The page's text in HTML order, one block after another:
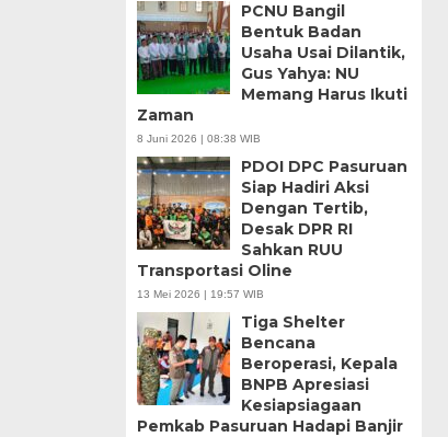
PCNU Bangil
Bentuk Badan
Usaha Usai Dilantik,
Gus Yahya: NU
Memang Harus Ikuti
Zaman
8 Juni 2026 | 08:38 WIB
PDOI DPC Pasuruan
Siap Hadiri Aksi
Dengan Tertib,
Desak DPR RI
Sahkan RUU
Transportasi Oline
13 Mei 2026 | 19:57 WIB
Tiga Shelter
Bencana
Beroperasi, Kepala
BNPB Apresiasi
Kesiapsiagaan
Pemkab Pasuruan Hadapi Banjir